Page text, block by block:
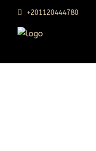
+201120444780